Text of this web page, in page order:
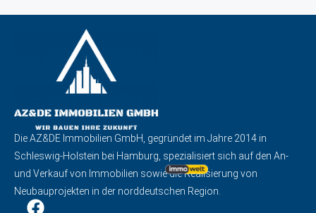
Die AZ&DE Immobilien GmbH, gegründet im Jahre 2014 in
Schleswig-Holstein bei Hamburg, spezialisiert sich auf den An-
und Verkauf von Immobilien sowie die Realisierung von
Neubauprojekten in der norddeutschen Region.